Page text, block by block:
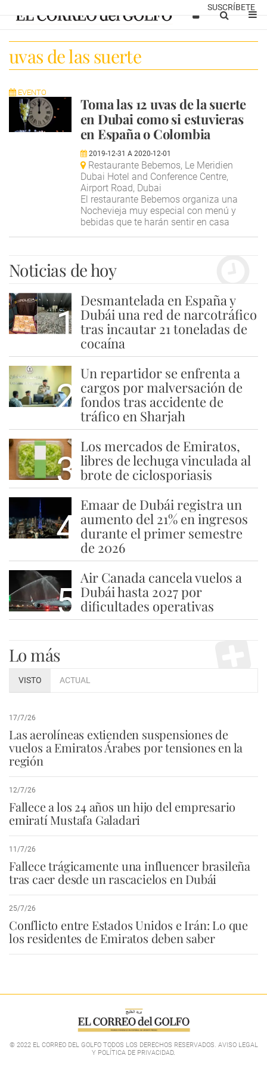
SUSCRÍBETE
uvas de las suerte
EVENTO
Toma las 12 uvas de la suerte
en Dubai como si estuvieras
en España o Colombia
2019-12-31 A 2020-12-01
Restaurante Bebemos, Le Meridien
Dubai Hotel and Conference Centre,
Airport Road, Dubai
El restaurante Bebemos organiza una
Nochevieja muy especial con menú y
bebidas que te harán sentir en casa
Noticias de hoy
1
Desmantelada en España y
Dubái una red de narcotráfico
tras incautar 21 toneladas de
cocaína
2
Un repartidor se enfrenta a
cargos por malversación de
fondos tras accidente de
tráfico en Sharjah
3
Los mercados de Emiratos,
libres de lechuga vinculada al
brote de ciclosporiasis
4
Emaar de Dubái registra un
aumento del 21% en ingresos
durante el primer semestre
de 2026
5
Air Canada cancela vuelos a
Dubái hasta 2027 por
dificultades operativas
Lo más
VISTO ACTUAL
17/7/26
Las aerolíneas extienden suspensiones de
vuelos a Emiratos Árabes por tensiones en la
región
12/7/26
Fallece a los 24 años un hijo del empresario
emiratí Mustafa Galadari
11/7/26
Fallece trágicamente una influencer brasileña
tras caer desde un rascacielos en Dubái
25/7/26
Conflicto entre Estados Unidos e Irán: Lo que
los residentes de Emiratos deben saber
© 2022 EL CORREO DEL GOLFO TODOS LOS DERECHOS RESERVADOS. AVISO LEGAL
Y POLÍTICA DE PRIVACIDAD.